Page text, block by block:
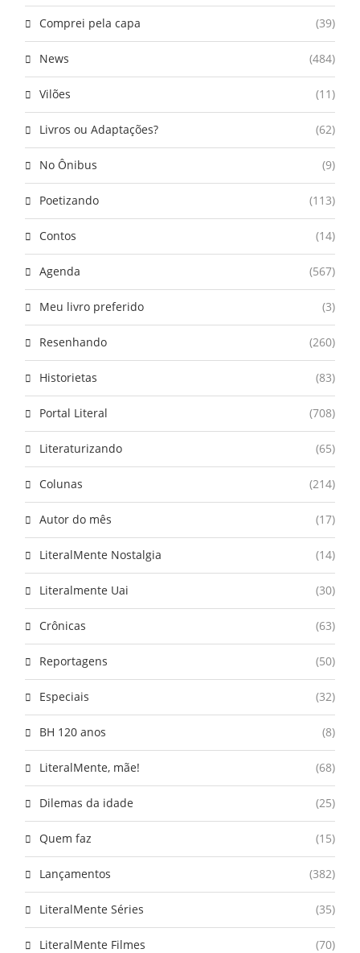
Comprei pela capa (39)
News (484)
Vilões (11)
Livros ou Adaptações? (62)
No Ônibus (9)
Poetizando (113)
Contos (14)
Agenda (567)
Meu livro preferido (3)
Resenhando (260)
Historietas (83)
Portal Literal (708)
Literaturizando (65)
Colunas (214)
Autor do mês (17)
LiteralMente Nostalgia (14)
Literalmente Uai (30)
Crônicas (63)
Reportagens (50)
Especiais (32)
BH 120 anos (8)
LiteralMente, mãe! (68)
Dilemas da idade (25)
Quem faz (15)
Lançamentos (382)
LiteralMente Séries (35)
LiteralMente Filmes (70)